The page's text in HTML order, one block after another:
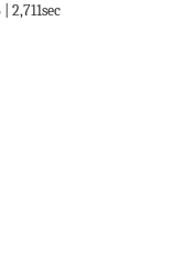
2,711sec